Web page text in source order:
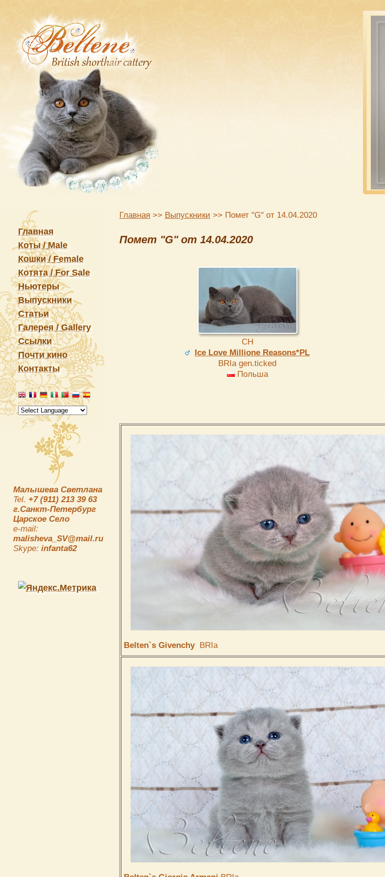
Главная
Коты / Male
Кошки / Female
Котята / For Sale
Ньютеры
Выпускники
Статьи
Галерея / Gallery
Ссылки
Почти кино
Контакты
Малышева Светлана
Tel. +7 (911) 213 39 63
г.Санкт-Петербург
Царское Село
e-mail:
malisheva_SV@mail.ru
Skype: infanta62
Главная >> Выпускники >> Помет "G" от 14.04.2020
Помет "G" от 14.04.2020
СН
Ice Love Millione Reasons*PL
BRIa gen.ticked
Польша
Belten`s Givenchy BRIa